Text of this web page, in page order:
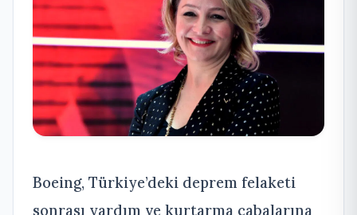
Boeing, Türkiye’deki deprem felaketi
sonrası yardım ve kurtarma çabalarına